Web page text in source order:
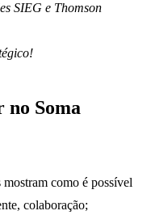
SIEG e Thomson
no Soma
como é possível
colaboração;